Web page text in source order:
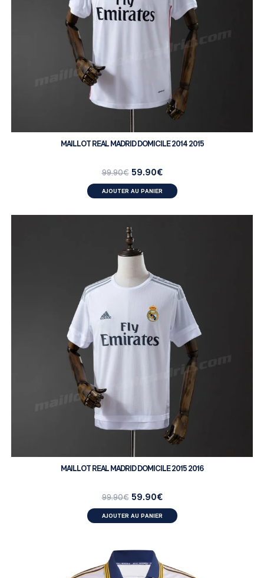
MAILLOT REAL MADRID DOMICILE 2014 2015
99.90€ 59.90€
AJOUTER AU PANIER
MAILLOT REAL MADRID DOMICILE 2015 2016
99.90€ 59.90€
AJOUTER AU PANIER